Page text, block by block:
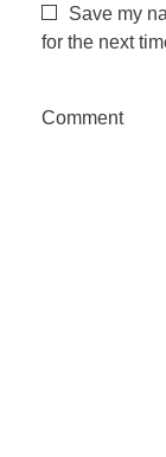
Save my
for the next
Comment